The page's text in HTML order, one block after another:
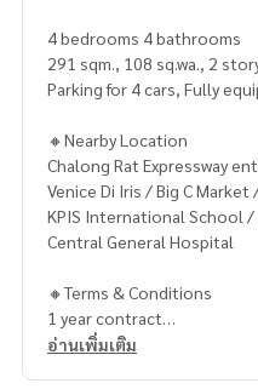
4 bedrooms 4 bathrooms
291 sqm., 108 sq.wa., 2
Parking for 4 cars, Fully
🔸Nearby Location
Chalong Rat Expressway
Venice Di Iris / Big C Market
KPIS International School
Central General Hospital
🔸Terms & Conditions
1 year contract
Rental 179,999 THB./Month
อ่านเพิ่มเติม